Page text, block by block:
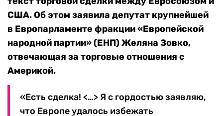
США. Об этом заявила депутат крупнейшей
в Европарламенте фракции «Европейской
народной партии» (ЕНП) Желяна Зовко,
отвечающая за торговые отношения с
Америкой.
«Есть сделка! <…> Я с гордостью заявляю,
что Европе удалось избежать